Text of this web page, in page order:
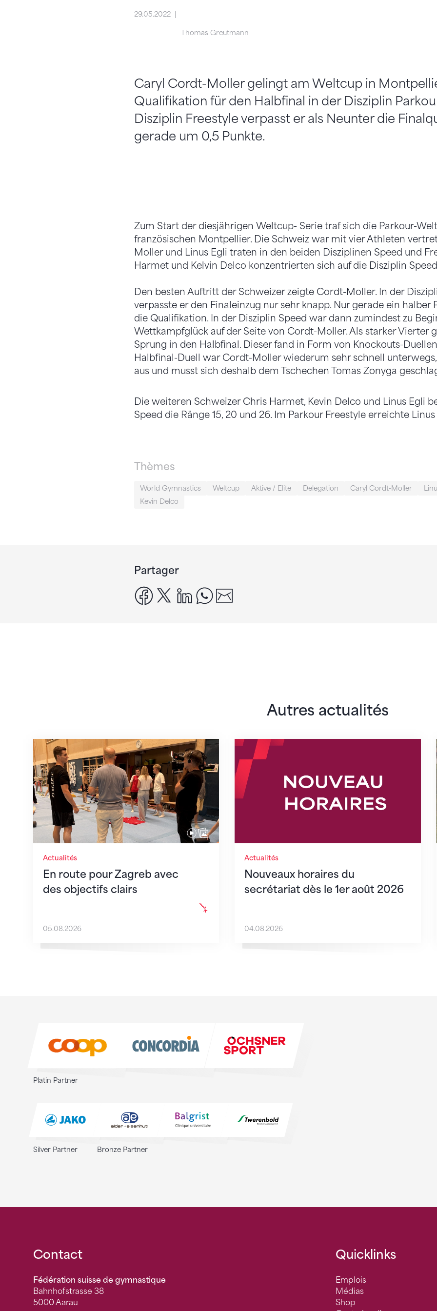
29.05.2022
Thomas Greutmann
Caryl Cordt-Moller gelingt am Weltcup in
Qualifikation für den Halbfinal in der Disziplin
Disziplin Freestyle verpasst er als Neunter die
gerade um 0,5 Punkte.
Zum Start der diesjährigen Weltcup- Serie traf sich die Parkour-
französischen Montpellier. Die Schweiz war mit vier Athleten
Moller und Linus Egli traten in den beiden Disziplinen Speed und
Harmet und Kelvin Delco konzentrierten sich auf die Disziplin
Den besten Auftritt der Schweizer zeigte Cordt-Moller. In der
verpasste er den Finaleinzug nur sehr knapp. Nur gerade ein halber
die Qualifikation. In der Disziplin Speed war dann zumindest zu
Wettkampfglück auf der Seite von Cordt-Moller. Als starker Vierter
Sprung in den Halbfinal. Dieser fand in Form von Knockouts-
Halbfinal-Duell war Cordt-Moller wiederum sehr schnell
aus und musst sich deshalb dem Tschechen Tomas Zonyga
Die weiteren Schweizer Chris Harmet, Kevin Delco und Linus Egli
Speed die Ränge 15, 20 und 26. Im Parkour Freestyle erreichte
Thèmes
World Gymnastics Weltcup Aktive / Elite Delegation Caryl Cordt-Moller
Kevin Delco
Partager
facebook
x linkedinwhatsapp
Autres actualités
Actualités
En route pour Zagreb avec
des objectifs clairs
En route pour Zagreb avec des objectifs clairs
05.08.2026
Actualités
Nouveaux horaires du
secrétariat dès le 1er août 2026
Nouveaux horaires du secrétariat dès le 1er
04.08.2026
Platin Partner
Silver Partner Bronze Partner
Fusszeile
Contact
Fédération suisse de gymnastique
Bahnhofstrasse 38
5000 Aarau
Quicklinks
Emplois
Médias
Shop